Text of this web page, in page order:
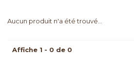
Aucun produit n'a été trouvé...
Affiche 1 - 0 de 0